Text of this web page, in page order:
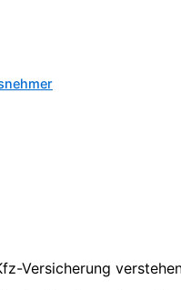
Versicherung